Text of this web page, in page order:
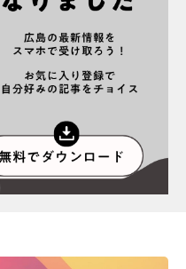
広告掲載について
インフォマティブデータポリシー